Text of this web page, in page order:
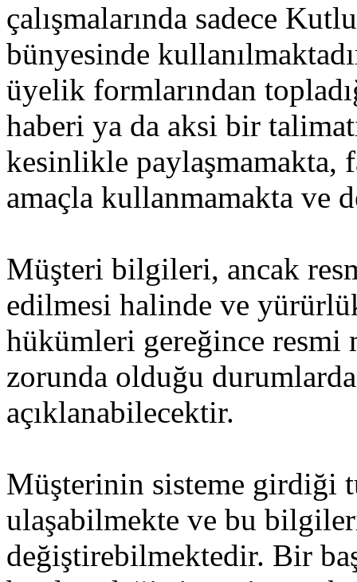
çalışmalarında sadece
bünyesinde
üyelik formlarından
haberi ya da aksi bir
kesinlikle paylaşmamakta,
amaçla kullanmamakta ve
Müşteri bilgileri, ancak
edilmesi halinde ve
hükümleri gereğince resmi
zorunda olduğu
açıklanabilecektir.
Müşterinin sisteme girdiği
ulaşabilmekte ve bu
değiştirebilmektedir. Bir